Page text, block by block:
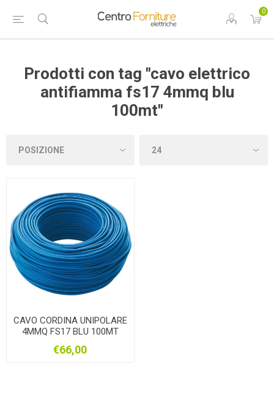
0
Prodotti con tag "cavo elettrico
antifiamma fs17 4mmq blu
100mt"
CAVO CORDINA UNIPOLARE
4MMQ FS17 BLU 100MT
€66,00